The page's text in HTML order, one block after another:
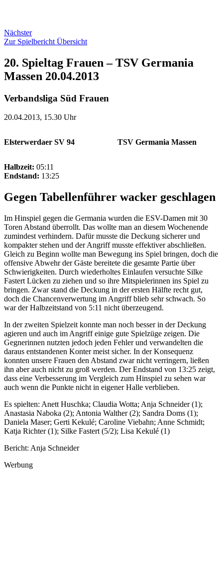
Nächster
Zur Spielbericht Übersicht
20. Spieltag Frauen – TSV Germania
Massen 20.04.2013
Verbandsliga Süd Frauen
20.04.2013, 15.30 Uhr
Elsterwerdaer SV 94 TSV Germania Massen
Halbzeit: 05:11
Endstand: 13:25
Gegen Tabellenführer wacker geschlagen
Im Hinspiel gegen die Germania wurden die ESV-Damen mit 30
Toren Abstand überrollt. Das wollte man an diesem Wochenende
zumindest verhindern. Dafür musste die Deckung sicherer und
kompakter stehen und der Angriff musste effektiver abschließen.
Gleich zu Beginn wollte man Bewegung ins Spiel bringen, doch die
offensive Abwehr der Gäste bereitete die gesamte Partie über
Schwierigkeiten. Durch wiederholtes Einlaufen versuchte Silke
Fastert Lücken zu ziehen und so ihre Mitspielerinnen ins Spiel zu
bringen. Zwar stand die Deckung in der ersten Hälfte recht gut,
doch die Chancenverwertung im Angriff blieb sehr schwach. So
war der Halbzeitstand von 5:11 nicht überzeugend.
In der zweiten Spielzeit konnte man noch besser in der Deckung
agieren und auch im Angriff einige gute Spielzüge zeigen. Die
Gegnerinnen nutzten jedoch jeden Fehler und verwandelten die
daraus entstandenen Konter meist sicher. In der Konsequenz
konnten unsere Frauen den Abstand zwar nicht verringern, ließen
ihn aber auch nicht zu groß werden. Der Endstand von 13:25 zeigt,
dass eine Verbesserung im Vergleich zum Hinspiel zu sehen war
auch wenn die Punkte nicht in eigener Halle verblieben.
Es spielten: Anett Huschka; Claudia Wotta; Anja Schneider (1);
Anastasia Naboka (2); Antonia Walther (2); Sandra Doms (1);
Daniela Maser; Gerti Kekulé; Caroline Viebahn; Anne Schmidt;
Katja Richter (1); Silke Fastert (5/2); Lisa Kekulé (1)
Bericht: Anja Schneider
Werbung